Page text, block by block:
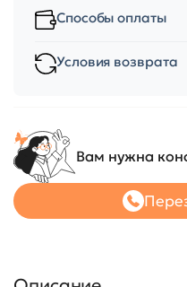
Способы оплаты
Условия возврата
Вам нужна